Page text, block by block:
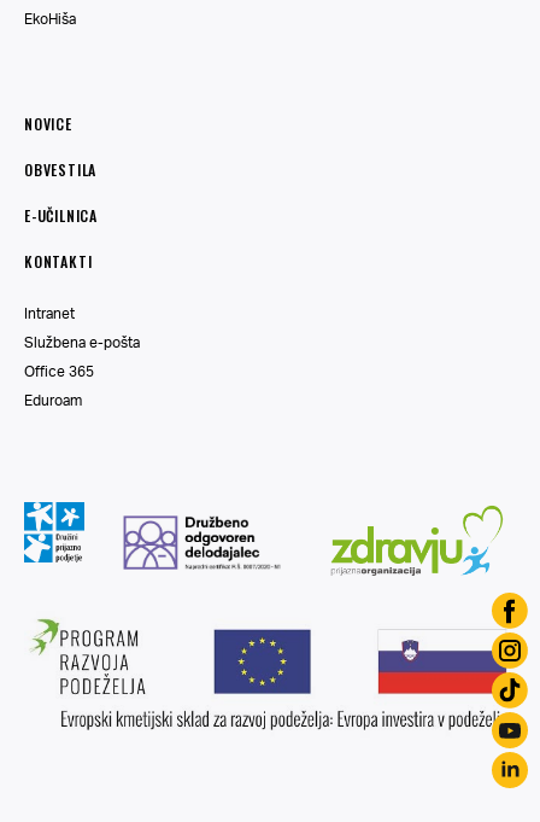
EkoHiša
NOVICE
OBVESTILA
E-UČILNICA
KONTAKTI
Intranet
Službena e-pošta
Office 365
Eduroam